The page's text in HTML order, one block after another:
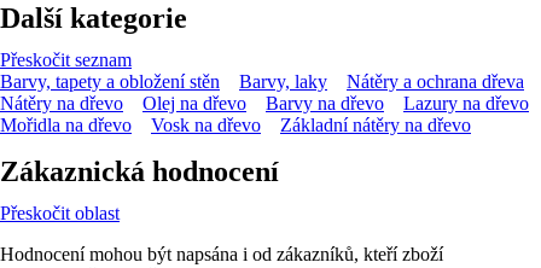
Další kategorie
Přeskočit seznam
Barvy, tapety a obložení stěn
Barvy, laky
Nátěry a ochrana dřeva
Nátěry na dřevo
Olej na dřevo Barvy na dřevo
Lazury na dřevo
Mořidla na dřevo
Vosk na dřevo Základní nátěry na dřevo
Zákaznická hodnocení
Přeskočit oblast
Hodnocení mohou být napsána i od zákazníků, kteří zboží